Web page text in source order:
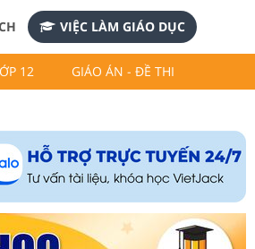
VIỆC LÀM GIÁO DỤC
12 GIÁO ÁN - ĐỀ THI